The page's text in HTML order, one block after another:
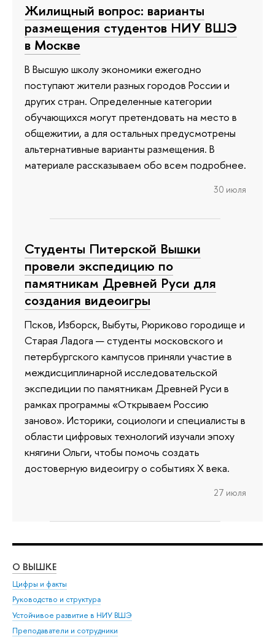
Жилищный вопрос: варианты
размещения студентов НИУ ВШЭ
в Москве
В Высшую школу экономики ежегодно
поступают жители разных городов России и
других стран. Определенные категории
обучающихся могут претендовать на место в
общежитии, а для остальных предусмотрены
альтернативные варианты размещения. В
материале рассказываем обо всем подробнее.
30 июля
Студенты Питерской Вышки
провели экспедицию по
памятникам Древней Руси для
создания видеоигры
Псков, Изборск, Выбуты, Рюриково городище и
Старая Ладога — студенты московского и
петербургского кампусов приняли участие в
междисциплинарной исследовательской
экспедиции по памятникам Древней Руси в
рамках программы «Открываем Россию
заново». Историки, социологи и специалисты в
области цифровых технологий изучали эпоху
княгини Ольги, чтобы помочь создать
достоверную видеоигру о событиях X века.
27 июля
О ВЫШКЕ
Цифры и факты
Руководство и структура
Устойчивое развитие в НИУ ВШЭ
Преподаватели и сотрудники